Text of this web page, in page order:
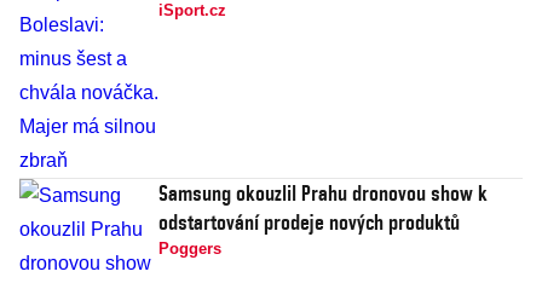
iSport.cz
Samsung okouzlil Prahu dronovou show k
odstartování prodeje nových produktů
Poggers